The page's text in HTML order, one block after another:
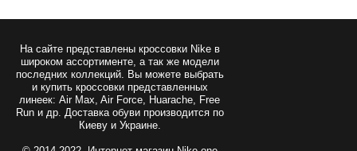
На сайте представлены кроссовки Nikeв
широком ассортименте, а так же модели
последних коллекций. Вы можете выбрать
и купить кроссовки представленных
линеек: Air Max, Air Force, Huarache, Free
Run и др. Доставка обуви производится по
Киеву и Украине.